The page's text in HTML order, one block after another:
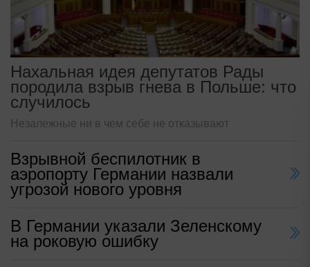
Нахальная идея депутатов Рады
породила взрыв гнева в Польше: что
случилось
Незалежные ни в чем себе не отказывают
Взрывной беспилотник в
аэропорту Германии назвали
угрозой нового уровня
В Германии указали Зеленскому
на роковую ошибку